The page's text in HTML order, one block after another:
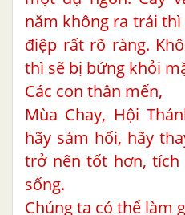
năm không ra trái
điệp rất rõ ràng.
thì sẽ bị bứng khỏi
Các con thân mến,
Mùa Chay, Hội
hãy sám hối, hãy
trở nên tốt hơn, tích
sống.
Chúng ta có thể làm